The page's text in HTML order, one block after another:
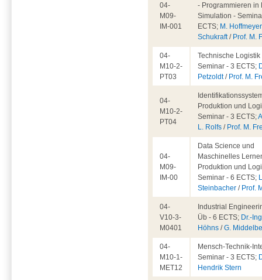
04-
M09-
IM-001
- Programmieren in
Simulation -
ECTS; M. Hoffmeyer
Schukraft/ Prof. M.
04-
M10-2-
PT03
Technische Logistik
Seminar - 3 ECTS;
Petzoldt/ Prof. M.
04-
M10-2-
PT04
Produktion und
Seminar - 3 ECTS;
L. Rolfs / Prof. M.
04-
M09-
IM-00
Data Science und
Maschinelles
Produktion und
Seminar - 6 ECTS;
Steinbacher / Prof.
04-
V10-3-
M0401
Industrial
Üb - 6 ECTS; Dr.-
Höhns /G.
04-
M10-1-
MET12
Mensch-Technik-
Seminar - 3 ECTS;
Hendrik Stern